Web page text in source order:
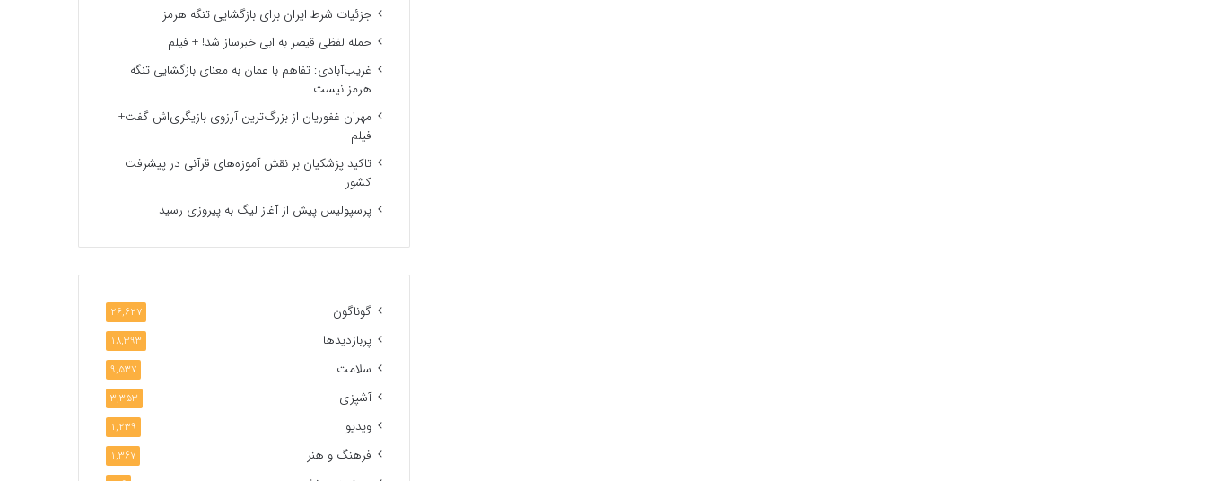
جزئیات شرط ایران برای بازگشایی تنگه هرمز
حمله لفظی قیصر به ابی خبرساز شد! + فیلم
غریب‌آبادی: تفاهم با عمان به معنای بازگشایی تنگه
هرمز نیست
مهران غفوریان از بزرگ‌ترین آرزوی بازیگری‌اش گفت+
فیلم
تاکید پزشکیان بر نقش آموزه‌های قرآنی در پیشرفت
کشور
پرسپولیس پیش از آغاز لیگ به پیروزی رسید
گوناگون 26,627
پربازدیدها 18,393
سلامت 9,537
آشپزی 3,353
ویدیو 1,239
فرهنگ و هنر 1,367